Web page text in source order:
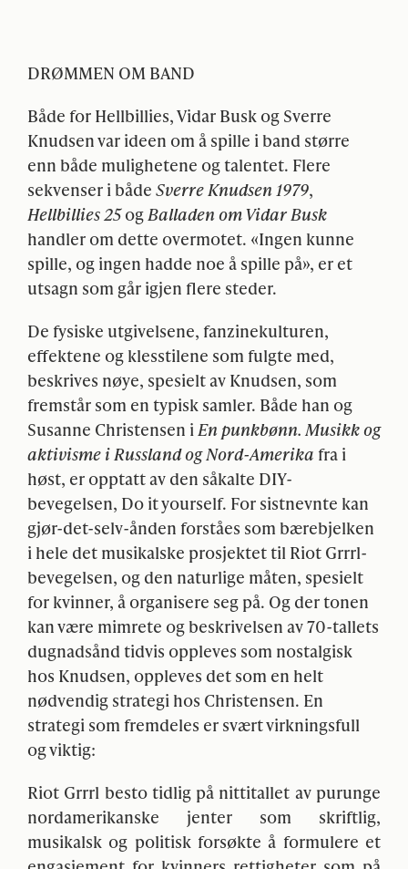
DRØMMEN OM BAND
Både for Hellbillies, Vidar Busk og Sverre
Knudsen var ideen om å spille i band større
enn både mulighetene og talentet. Flere
sekvenser i både Sverre Knudsen1979,
Hellbillies 25ogBalladen om Vidar Busk
handler om dette overmotet. «Ingen kunne
spille, og ingen hadde noe å spille på», er et
utsagn som går igjen flere steder.
De fysiske utgivelsene, fanzinekulturen,
effektene og klesstilene som fulgte med,
beskrives nøye, spesielt av Knudsen, som
fremstår som en typisk samler. Både han og
Susanne Christensen iEn punkbønn. Musikk og
aktivisme i Russland og Nord-Amerika fra i
høst, er opptatt av den såkalte DIY-
bevegelsen, Do it yourself. For sistnevnte kan
gjør-det-selv-ånden forståes som bærebjelken
i hele det musikalske prosjektet til Riot Grrrl-
bevegelsen, og den naturlige måten, spesielt
for kvinner, å organisere seg på. Og der tonen
kan være mimrete og beskrivelsen av 70-tallets
dugnadsånd tidvis oppleves som nostalgisk
hos Knudsen, oppleves det som en helt
nødvendig strategi hos Christensen. En
strategi som fremdeles er svært virkningsfull
og viktig:
Riot Grrrl besto tidlig på nittitallet av purunge
nordamerikanske jenter som skriftlig,
musikalsk og politisk forsøkte å formulere et